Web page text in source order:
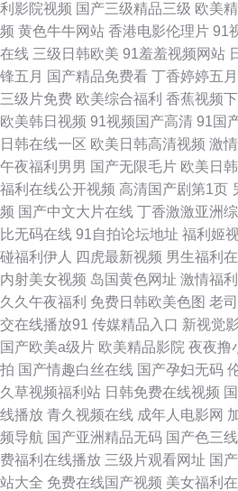
干 国产在线免费观看91 欧美日韩国产在线
91色色视频 九九资源导航在线观看 日本熟
麻豆久久精品日韩 狼友深夜AV 91大神小青
二区污 最新av中文字幕在线观看 日韩久久综
洲色导航 久久精品人妻网 亚洲内射一二卡
电影网 丰满高大一区二区三区欧美激情网无
ts伪娘视频网站 伊人久热亚洲精品 韩国三级
活免费视频 黄色网址在线观看一区二区 国
费网址 日韩欧美啪啪网站 久精品视频网 自
夜成人福利网 大香焦人人爱 午夜福利影院
91ncom视频 国产欧美日韩在线 青青草亚洲
利影院视频 国产三级精品三级 欧美
频 黄色牛牛网站 香港电影伦理片 91
在线 三级日韩欧美 91羞羞视频网站
锋五月 国产精品免费看 丁香婷婷五月
三级片免费 欧美综合福利 香蕉视频
欧美韩日视频 91视频国产高清 91国
日韩在线一区 欧美日韩高清视频 激
午夜福利男男 国产无限毛片 欧美日
福利在线公开视频 高清国产剧第1页
频 国产中文大片在线 丁香激激亚洲
比无码在线 91自拍论坛地址 福利姬
碰福利伊人
四虎最新视频 男生福利
内射美女视频 岛国黄色网址 激情福
久久午夜福利 免费日韩欧美色图 老
交在线播放91 传媒精品入口 新视觉
国产欧美a级片 欧美精品影院 夜夜撸
拍 国产情趣白丝在线 国产孕妇无码
久草视频福利站 日韩免费在线视频
线播放 青久视频在线 成年人电影网
频导航 国产亚洲精品无码 国产色三
费福利在线播放 三级片观看网址 国
站大全 免费在线国产视频 美女福利